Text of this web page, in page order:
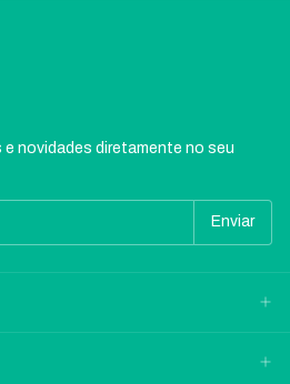
novidades diretamente no seu